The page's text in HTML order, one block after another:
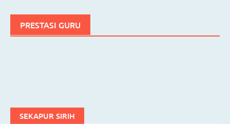
PRESTASI GURU
SEKAPUR SIRIH